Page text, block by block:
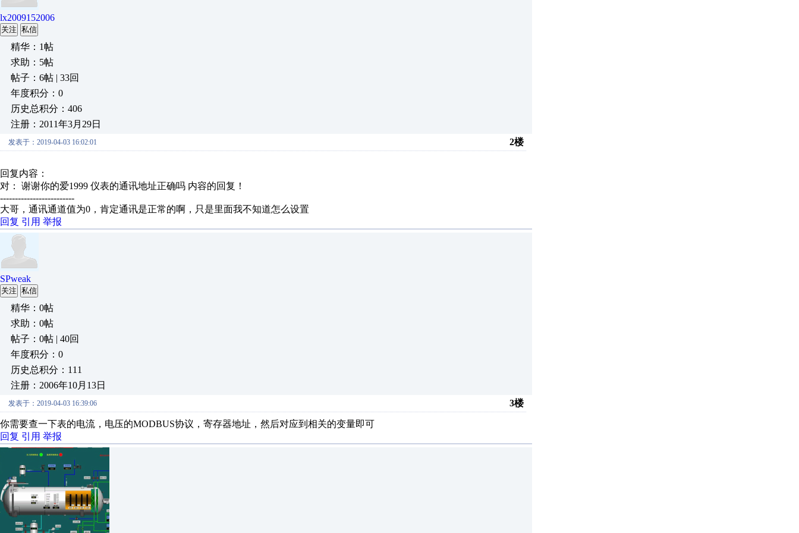
lx2009152006
关注 私信
精华：1帖
求助：5帖
帖子：6帖 | 33回
年度积分：0
历史总积分：406
注册：2011年3月29日
发表于：2019-04-03 16:02:01 2楼
回复内容：
对： 谢谢你的爱1999 仪表的通讯地址正确吗 内容的回复！
-------------------------
大哥，通讯通道值为0，肯定通讯是正常的啊，只是里面我不知道怎么设置
回复 引用 举报
SPweak
关注 私信
精华：0帖
求助：0帖
帖子：0帖 | 40回
年度积分：0
历史总积分：111
注册：2006年10月13日
发表于：2019-04-03 16:39:06 3楼
你需要查一下表的电流，电压的MODBUS协议，寄存器地址，然后对应到相关的变量即可
回复 引用 举报